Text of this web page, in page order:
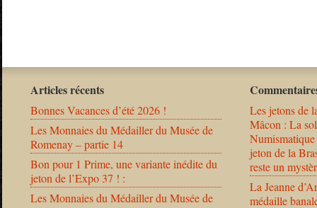
Articles récents
Bonnes Vacances d’été 2026 !
Les Monnaies du Médailler du Musée de
Romenay – partie 14
Bon pour 1 Prime, une variante inédite du
jeton de l’Expo 37 ! :
Les Monnaies du Médailler du Musée de
Les jetons de
Mâcon : La
jeton de la
reste un
La Jeanne
médaille